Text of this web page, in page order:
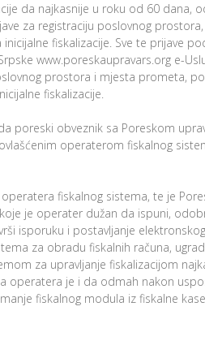
da najkasnije u roku od 60 dana,
za registraciju poslovnog
fiskalizacije. Sve te prijave
www.poreskaupravars.org e-
prostora i mjesta prometa,
fiskalizacije.
poreski obveznik sa Poreskom
operaterom fiskalnog
fiskalnog sistema, te je
je operater dužan da ispuni,
isporuku i postavljanje
za obradu fiskalnih računa,
za upravljanje fiskalizacijom
operatera je i da odmah nakon
fiskalnog modula iz fiskalne